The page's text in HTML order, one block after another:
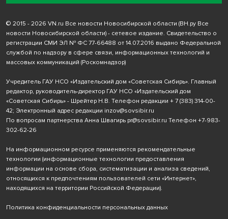
© 2015 - 2026 VN.ru Все новости Новосибирской области (ВН.ру Все
новости Новосибирской области) - сетевое издание. Свидетельство о
регистрации СМИ ЭЛ № ФС 77-66488 от 14.07.2016 выдано Федеральной
службой по надзору в сфере связи, информационных технологий и
массовых коммуникаций (Роскомнадзор)
Учредитель ГАУ НСО «Издательский дом «Советская Сибирь». Главный
редактор, руководитель-директор ГАУ НСО «Издательский дом
«Советская Сибирь» - Шрейтер Н.В. Телефон редакции + 7 (383) 314-00-
42; Электронный адрес редакции inzov@sovsibir.ru
По вопросам партнерства Анна Швагирь pr@sovsibir.ru Телефон +7-983-
302-62-26
На информационном ресурсе применяются рекомендательные
технологии (информационные технологии предоставления
информации на основе сбора, систематизации и анализа сведений,
относящихся к предпочтениям пользователей сети «Интернет»,
находящихся на территории Российской Федерации).
Политика конфиденциальности персональных данных